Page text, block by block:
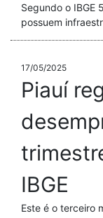
Segundo o IBGE
possuem
17/05/2025
Piauí
IBGE
Este é o terceiro